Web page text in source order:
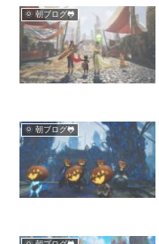
🌞 朝ブログ🐸
🌞 朝ブログ🐸